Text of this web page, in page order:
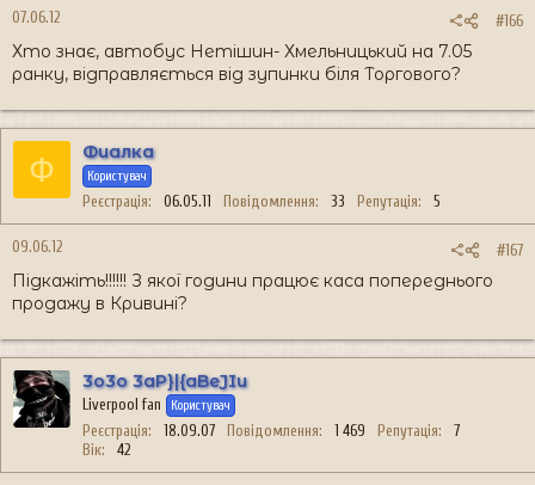
07.06.12 #166
Хто знає, автобус Нетішин- Хмельницький на 7.05
ранку, відправляється від зупинки біля Торгового?
Ф Фиалка
Користувач
Реєстрація 06.05.11 Повідомлення 33 Репутація 5
09.06.12 #167
Підкажіть!!!!!! З якої години працює каса попереднього
продажу в Кривині?
3o3o 3aP}|{aBeJIu
Liverpool fan Користувач
Реєстрація 18.09.07 Повідомлення 1 469 Репутація
7
Вік
42